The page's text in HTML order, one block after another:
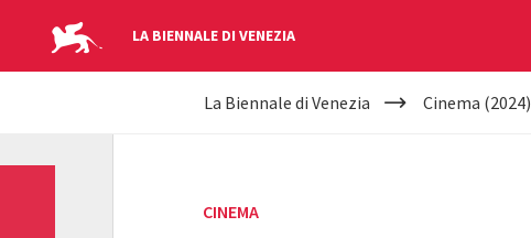
LA BIENNALE DI VENEZIA
YOUR
La Biennale di Venezia Cinema (2024)
CINEMA